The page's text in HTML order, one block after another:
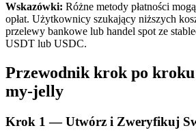
Automatyczna inwestycja
Zdobądź długoterminowy zysk i
Wskazówki: Różne metody płatności
opłat. Użytkownicy szukający niższych
przelewy bankowe lub handel spot ze
USDT lub USDC.
Przewodnik krok po
my-jelly
Krok 1 —Utwórz i Zweryfikuj